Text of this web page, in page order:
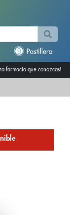
farmacia que conozcas!